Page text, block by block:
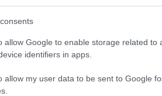
allow Google to enable storage related to
identifiers in apps.
allow my user data to be sent to Google
tragikus sors jutott
a Szovjetunió 1991-
katasztrófának nevezett
államokban találták